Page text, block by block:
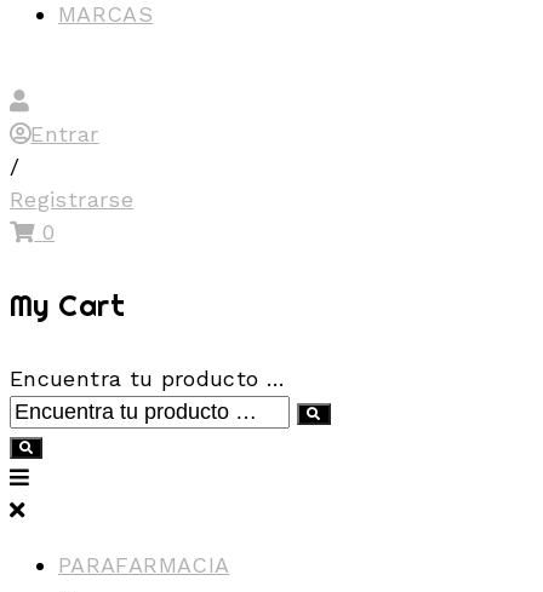
MARCAS
Entrar
/
Registrarse
0
My Cart
Encuentra tu producto …
PARAFARMACIA